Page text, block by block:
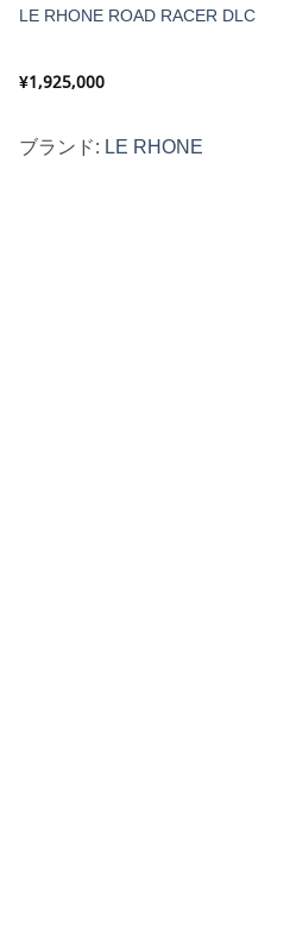
LE RHONE ROAD RACER DLC
¥1,925,000
ブランド: LE RHONE